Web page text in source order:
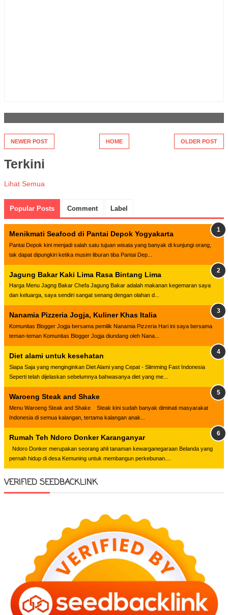
NEWER POST OLDER POST
HOME
Terkini
Lihat Semua
Popular Posts Comment Label
Menikmati Seafood di Pantai Depok Yogyakarta
Pantai Depok kini menjadi salah satu tujuan wisata yang banyak di kunjungi orang,
tak dapat dipungkiri ketika musim liburan tiba Pantai Dep...
Jagung Bakar Kaki Lima Rasa Bintang Lima
Harga Menu Jagng Bakar Chefa Jagung Bakar adalah makanan kegemaran saya
dan keluarga, saya sendiri sangat senang dengan olahan d...
Nanamia Pizzeria Jogja, Kuliner Khas Italia
Komunitas Blogger Jogja bersama pemilik Nanamia Pizzeria Hari ini saya bersama
teman-teman Komunitas Blogger Jogja diundang oleh Nana...
Diet alami untuk kesehatan
Siapa Saja yang menginginkan Diet Alami yang Cepat - Slimming Fast Indonesia
Seperti telah dijelaskan sebelumnya bahwasanya diet yang me...
Waroeng Steak and Shake
Menu Waroeng Steak and Shake Steak kini sudah banyak diminati masyarakat
Indonesia di semua kalangan, tertama kalangan anak...
Rumah Teh Ndoro Donker Karanganyar
Ndoro Donker merupakan seorang ahli tanaman kewarganegaraan Belanda yang
pernah hidup di desa Kemuning untuk membangun perkebunan....
VERIFIED SEEDBACKLINK